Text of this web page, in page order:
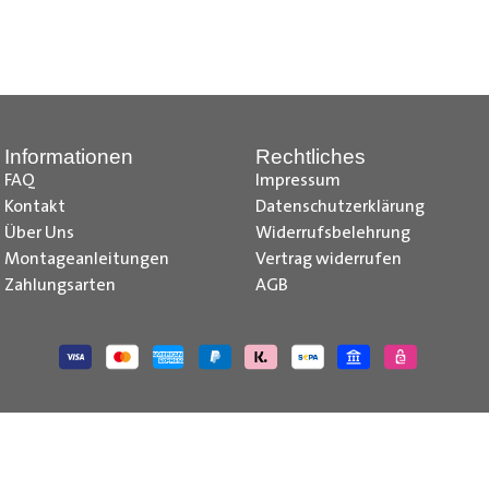
Informationen
FAQ
Kontakt
Über Uns
Montageanleitungen
Zahlungsarten
Rechtliches
Impressum
Datenschutzerklärung
Widerrufsbelehrung
Vertrag widerrufen
AGB